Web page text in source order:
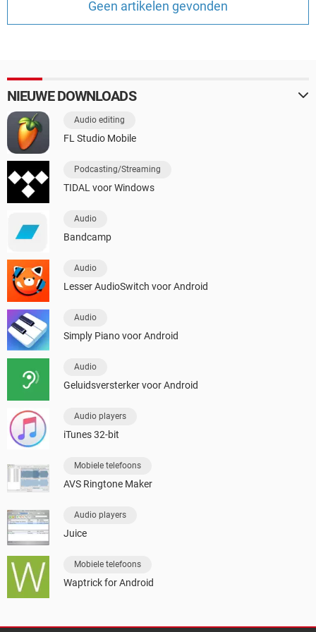
Geen artikelen gevonden
NIEUWE DOWNLOADS
Audio editing
FL Studio Mobile
Podcasting/Streaming
TIDAL voor Windows
Audio
Bandcamp
Audio
Lesser AudioSwitch voor Android
Audio
Simply Piano voor Android
Audio
Geluidsversterker voor Android
Audio players
iTunes 32-bit
Mobiele telefoons
AVS Ringtone Maker
Audio players
Juice
Mobiele telefoons
Waptrick for Android